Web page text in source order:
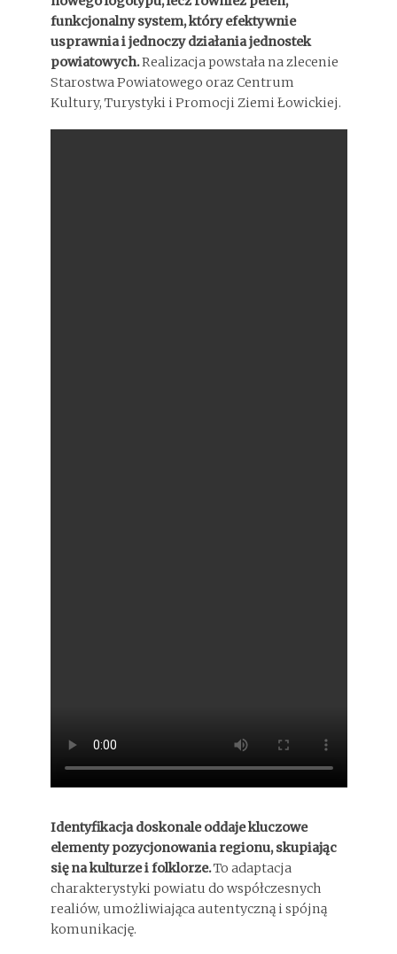
funkcjonalny system, który efektywnie
usprawnia i jednoczy działania jednostek
powiatowych.Realizacja powstała na zlecenie
Starostwa Powiatowego oraz Centrum
Kultury, Turystyki i Promocji Ziemi Łowickiej.
Identyfikacja doskonale oddaje kluczowe
elementy pozycjonowania regionu, skupiając
się na kulturze i folklorze.To adaptacja
charakterystyki powiatu do współczesnych
realiów, umożliwiająca autentyczną i spójną
komunikację.